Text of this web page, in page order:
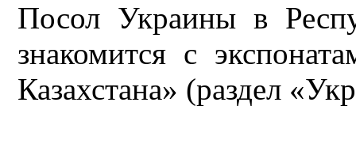
Посол Украины в
знакомится с
Казахстана» (раздел